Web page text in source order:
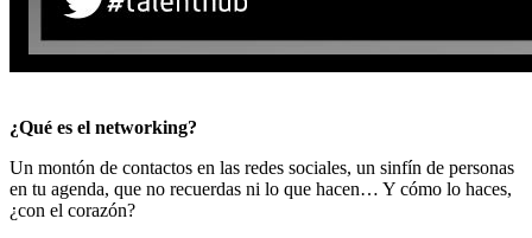
¿Qué es el networking?
Un montón de contactos en las redes sociales, un sinfín de personas
en tu agenda, que no recuerdas ni lo que hacen… Y cómo lo haces,
¿con el corazón?